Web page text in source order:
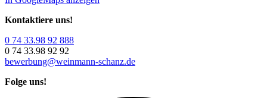
Kontaktiere uns!
0 74 33.98 92 888
0 74 33.98 92 92
bewerbung@weinmann-schanz.de
Folge uns!